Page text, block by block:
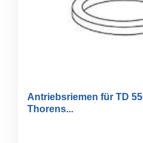
Antriebsriemen für TD
Thorens...